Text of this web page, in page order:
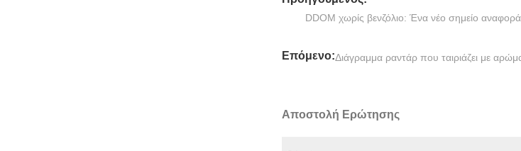
DDOM χωρίς βενζόλιο: Ένα νέο σημείο
Επόμενο:Διάγραμμα ραντάρ που ταιριάζει με
Αποστολή Ερώτησης